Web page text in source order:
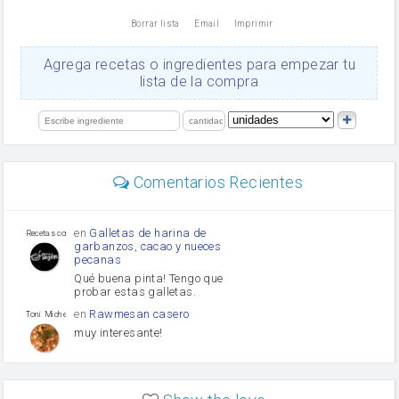
Ajos
orégano
limón
Borrar lista Email Imprimir
Agrega recetas o ingredientes para empezar tu
lista de la compra
Comentarios Recientes
Recetas con sazon
en Galletas de harina de
garbanzos, cacao y nueces
pecanas
Qué buena pinta! Tengo que
probar estas galletas.
Toni Michel Caubet
en Rawmesan casero
muy interesante!
enLasaña casera fácil y